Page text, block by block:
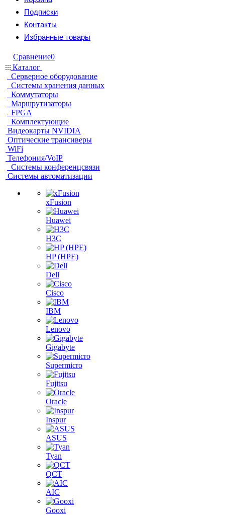
Подписки
Контакты
Избранные товары
Сравнение0
Каталог
Серверное оборудование
Системы хранения данных
Коммутаторы
Маршрутизаторы
FPGA
Комплектующие
Видеокарты NVIDIA
Оптические трансиверы
WiFi
Телефония/VoIP
Системы конференцсвязи
Системы автоматизации
xFusion
Huawei
H3C
HP (HPE)
Dell
Cisco
IBM
Lenovo
Gigabyte
Supermicro
Fujitsu
Oracle
Inspur
ASUS
Tyan
QCT
AIC
Gooxi